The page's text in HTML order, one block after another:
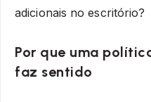
adicionais no escritório?
Por que uma
faz sentido